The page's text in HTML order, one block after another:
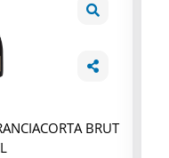
BRUT